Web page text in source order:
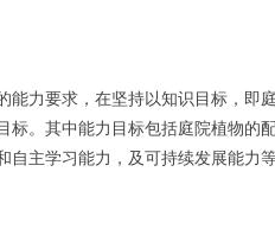
能力要求，在坚持以知识目标，即
标。其中能力目标包括庭院植物的
自主学习能力，及可持续发展能力等